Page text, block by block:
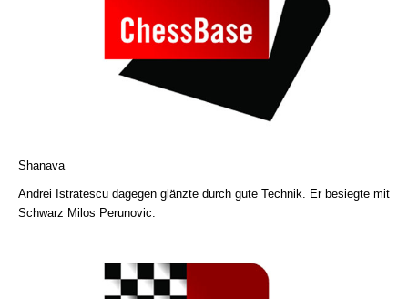
Shanava
Andrei Istratescu dagegen glänzte durch gute Technik. Er besiegte mit
Schwarz Milos Perunovic.